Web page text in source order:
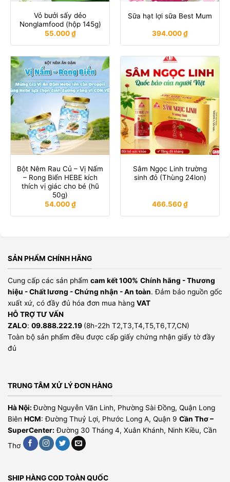
Vỏ bưởi sấy dẻo
Nonglamfood (hộp 145g)
55.000₫
Sữa hạt lợi sữa Best Mum
394.000₫
Bột Nêm Rau Củ – Vị Nấm
– Rong Biển HEBE kích
thích vị giác cho bé (hũ
50g)
54.000₫
Sâm Ngọc Linh trường
sinh đỏ (Thùng 24lon)
466.560₫
SẢN PHẨM CHÍNH HÃNG
Cung cấp các sản phẩm cam kết 100% Chính hãng - Thương
hiệu - Chất lương - Chứng nhận - An toàn. Đảm bảo nguồn gốc
xuất xứ, có đầy đủ hóa đơn mua hàng VAT
HỖ TRỢ TƯ VẤN
ZALO: 09.888.222.19 (8h-22h T2,T3,T4,T5,T6,T7,CN)
Toàn bộ sản phẩm đều được cấp giấy chứng nhận giấy tờ đầy
đủ
TRUNG TÂM XỬ LÝ ĐƠN HÀNG
Hà Nội:Đường Nguyễn Văn Linh, Phường Sài Đồng, Quận Long
Biên HCM: Đường Thuỷ Lợi, Phước Long A, Quận 9 Cần Thơ –
SuperCenter: Đường 30 Tháng 4, Xuân Khánh, Ninh Kiều, Cần
Thơ
SHIP HÀNG COD TOÀN QUỐC